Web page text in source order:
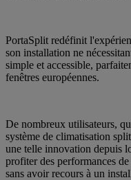
PortaSplit redéfinit
son installation ne
simple et accessible,
fenêtres européennes.
De nombreux utilisateurs,
système de climatisation
une telle innovation depuis
profiter des performances
sans avoir recours à un